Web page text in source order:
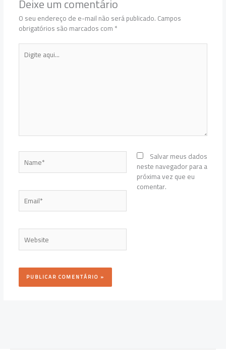
O seu endereço de e-mail não será publicado.Campos
obrigatórios são marcados com*
Digite
aqui...
Name*
Email*
Website
Salvar meus dados
neste navegador para a
próxima vez que eu
comentar.